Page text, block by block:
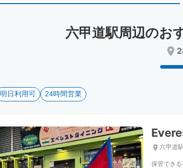
六甲道駅周辺のお
明日利用可 24時間営業
六甲道
保管でき